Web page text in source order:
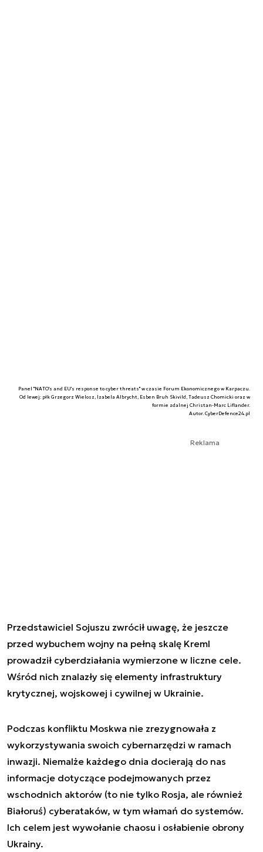
Panel "NATO's and EU's response to cyber threats" w czasie Forum Ekonomicznego w Karpaczu.
Od lewej: płk Grzegorz Wielosz, Izabela Albrycht, Esben Bruh Skivild, Tadeusz Chomicki oraz w
formie zdalnej Christan-Marc Liflander.
Autor. CyberDefence24.pl
Reklama
Przedstawiciel Sojuszu zwrócił uwagę, że jeszcze
przed wybuchem wojny na pełną skalę Kreml
prowadził cyberdziałania wymierzone w liczne cele.
Wśród nich znalazły się elementy infrastruktury
krytycznej, wojskowej i cywilnej w Ukrainie.
Podczas konfliktu Moskwa nie zrezygnowała z
wykorzystywania swoich cybernarzędzi w ramach
inwazji. Niemalże każdego dnia docierają do nas
informacje dotyczące podejmowanych przez
wschodnich aktorów (to nie tylko Rosja, ale również
Białoruś) cyberataków, w tym włamań do systemów.
Ich celem jest wywołanie chaosu i osłabienie obrony
Ukrainy.